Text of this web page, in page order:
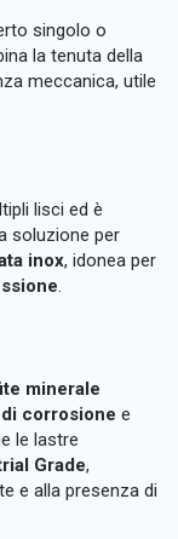
singolo o
la tenuta della
meccanica, utile
lisci ed è
soluzione per
inox, idonea per
.
minerale
corrosione e
le lastre
Grade,
e alla presenza di